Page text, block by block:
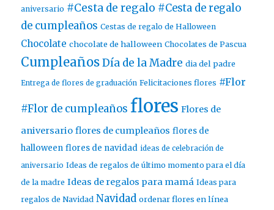
aniversario #Cesta de regalo #Cesta de regalo
de cumpleaños Cestas de regalo de Halloween
Chocolate chocolate de halloween Chocolates de Pascua
Cumpleaños Día de la Madre dia del padre
Entrega de flores de graduación Felicitaciones flores #Flor
#Flor de cumpleaños flores Flores de
aniversario flores de cumpleaños flores de
halloween flores de navidad ideas de celebración de
aniversario Ideas de regalos de último momento para el día
de la madre Ideas de regalos para mamá Ideas para
regalos de Navidad Navidad ordenar flores en línea